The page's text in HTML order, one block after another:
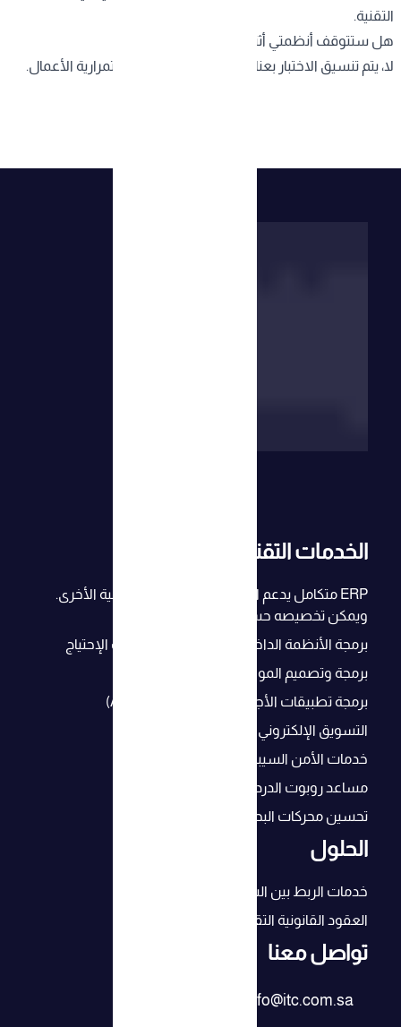
التقنية.
هل ستتوقف أنظمتي أثناء الاختبار؟
لا، يتم تنسيق الاختبار بعناية لتفادي أي تأثير على استمرارية الأعمال.
الخدمات التقنية
ERP متكامل يدعم التكامل مع الأنظمة الداخلية الأخرى.
ويمكن تخصيصه حسب طلبك
برمجة الأنظمة الداخلية. و بناء مخصص حسب الإحتياج
برمجة وتصميم المواقع و المتاجر الإلكترونية
برمجة تطبيقات الأجهزة الذكية (Android, IOS)
التسويق الإلكتروني
خدمات الأمن السيبراني
مساعد روبوت الدردشة بالذكاء الإصطناعي
تحسين محركات البحث (SEO) لنجاح أعمالك
الحلول
خدمات الربط بين الشركات
العقود القانونية التقنية
تواصل معنا
info@itc.com.sa